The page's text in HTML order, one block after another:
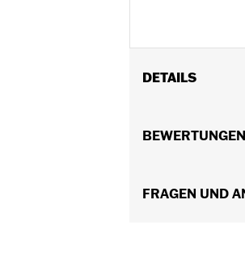
DETAILS
FLTRXRRSE ab
BEWERTUNGEN
FRAGEN UND